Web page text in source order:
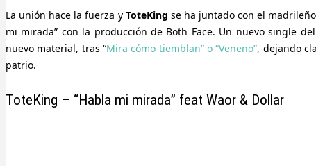
La unión hace la fuerza y ToteKing se ha juntado con el
mi mirada” con la producción de Both Face. Un nuevo single
nuevo material, tras “Mira cómo tiemblan” o “Veneno”, dejando
patrio.
ToteKing – “Habla mi mirada” feat Waor & Dollar